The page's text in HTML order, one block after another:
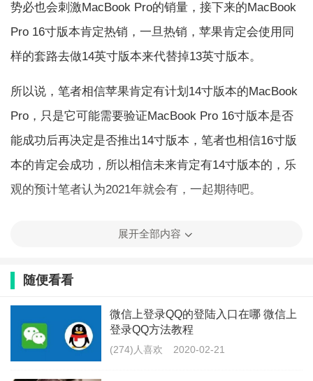
势必也会刺激MacBook Pro的销量，接下来的MacBook
Pro 16寸版本肯定热销，一旦热销，苹果肯定会使用同
样的套路去做14英寸版本来代替掉13英寸版本。
所以说，笔者相信苹果肯定有计划14寸版本的MacBook
Pro，只是它可能需要验证MacBook Pro 16寸版本是否
能成功后再决定是否推出14寸版本，笔者也相信16寸版
本的肯定会成功，所以相信未来肯定有14寸版本的，乐
观的预计笔者认为2021年就会有，一起期待吧。
1、更大的屏幕，更优的屏占比，视觉体验更棒；
2、剪刀式键盘来了，辣鸡的蝶式键盘终于退出
MacBook，我的MacBook就因为键盘进灰维修更换过两
展开全部内容
随便看看
微信上登录QQ的登陆入口在哪 微信上
登录QQ方法教程
(274)人喜欢 2020-02-21